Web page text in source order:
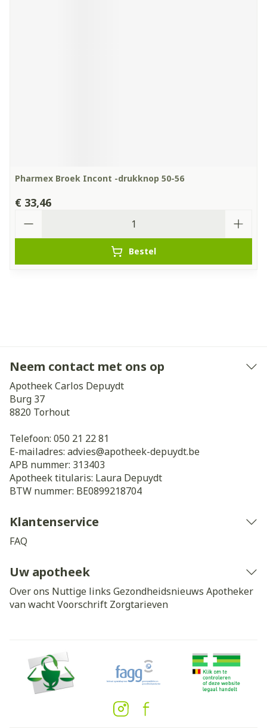
Pharmex Broek Incont -drukknop 50-56
€ 33,46
Bestel
Neem contact met ons op
Apotheek Carlos Depuydt
Burg 37
8820 Torhout
Telefoon: 050 21 22 81
E-mailadres: advies@apotheek-depuydt.be
APB nummer: 313403
Apotheek titularis: Laura Depuydt
BTW nummer: BE0899218704
Klantenservice
FAQ
Uw apotheek
Over ons Nuttige links Gezondheidsnieuws Apotheker
van wachtVoorschrift Zorgtarieven